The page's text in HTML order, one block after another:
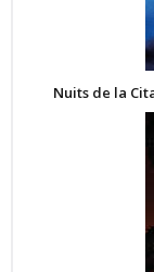
Nuits de la